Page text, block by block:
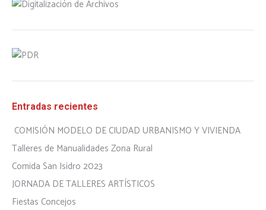
Entradas recientes
COMISIÓN MODELO DE CIUDAD URBANISMO Y VIVIENDA
Talleres de Manualidades Zona Rural
Comida San Isidro 2023
JORNADA DE TALLERES ARTÍSTICOS
Fiestas Concejos